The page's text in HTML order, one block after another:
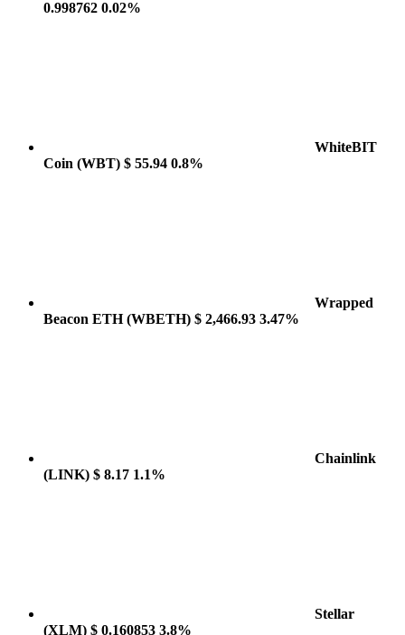
0.998762 0.02%
WhiteBIT
Coin (WBT) $ 55.94 0.8%
Wrapped
Beacon ETH(WBETH) $ 2,466.93 3.47%
Chainlink
(LINK) $ 8.17 1.1%
Stellar
(XLM) $ 0.160853 3.8%